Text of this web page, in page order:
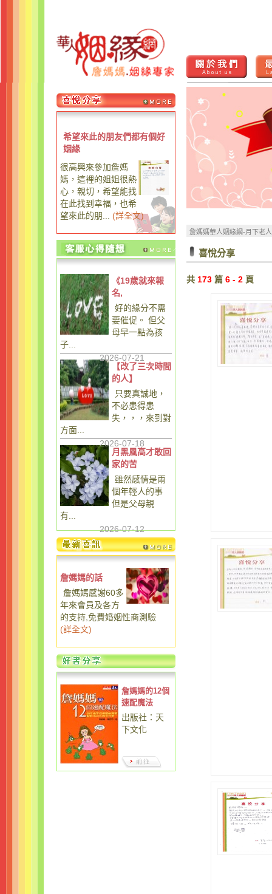
希望來此的朋友們都有個好
姻緣
很高興來參加詹媽
媽，這裡的姐姐很熱
心，親切，希望能找
在此找到幸福，也希
望來此的朋...
(詳全文)
《19歲就來報
名,
好的緣分不需
要催促。 但父
母早一點為孩
子...
2026-07-21
【改了三次時間
的人】
只要真誠地，
不必患得患
失，，，來到對
方面...
2026-07-18
月黑風高才敢回
家的苦
雖然感情是兩
個年輕人的事
但是父母親
有...
2026-07-12
詹媽媽的話
詹媽媽感謝60多
年來會員及各方
的支持,免費婚姻性商測驗
(詳全文)
詹媽媽的12個
速配魔法
出版社：天
下文化
詹媽媽華人姻緣網-月下老
喜悅分享
共 173 篇 6 - 2 頁